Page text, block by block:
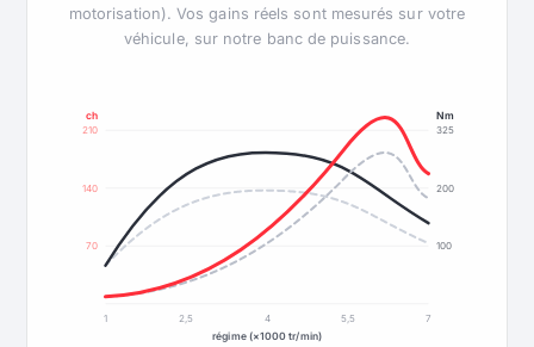
motorisation). Vos gains réels sont mesurés sur votre
véhicule, sur notre banc de puissance.
70
140
210
100
200
325
ch Nm
1 2,5 4 5,5
7
régime (×1000 tr/min)